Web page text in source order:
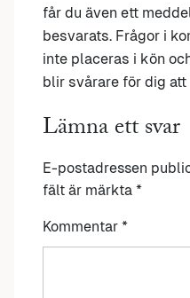
får du även ett
besvarats. Frågor i
inte placeras i kön
blir svårare för dig att
Lämna ett svar
E-postadressen
fält är märkta *
Kommentar *